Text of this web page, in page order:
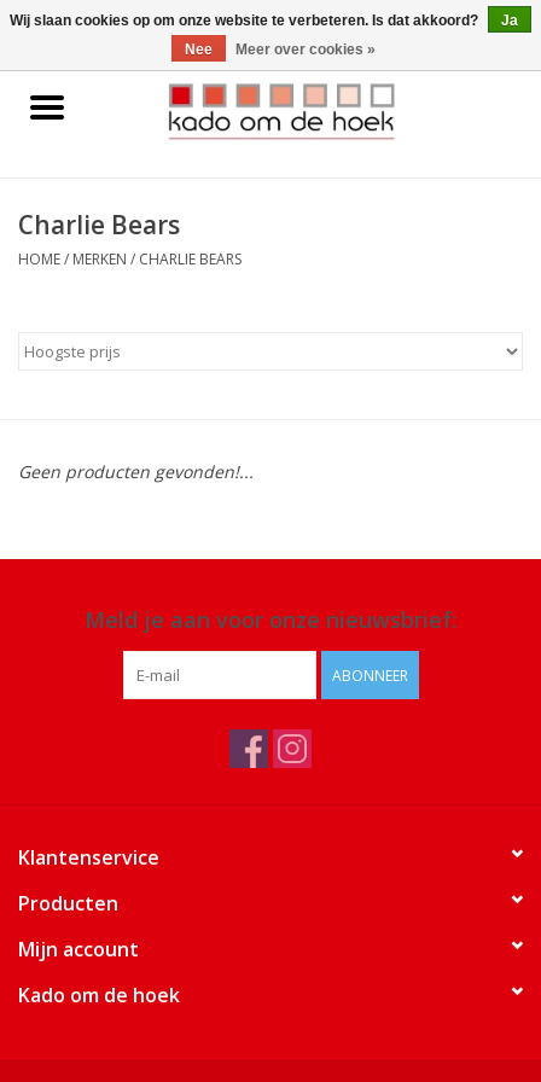
0 Artikelen - €0,00
Home
Gadgets
Charlie Bears
HOME/ MERKEN / CHARLIE BEARS
Geen producten gevonden!...
Meld je aan voor onze nieuwsbrief:
ABONNEER
Klantenservice
Producten
Mijn account
Kado om de hoek
Wij slaan cookies op om onze website te verbeteren. Is dat akkoord?
Ja
Nee
Meer over cookies »